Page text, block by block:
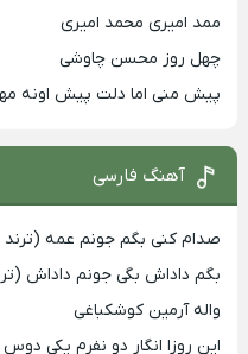
ممد امیری محمد امیری
چهل روز محسن چاوشی
پیش منی اما دلت پیش اونه
آهنگ فارسی
صدام کنی بگم جونم عمه (ترند
بگم داداش بگی جونم داداش
واله آرمین کوشکباغی
این روزا انگار دو نفرم یکی